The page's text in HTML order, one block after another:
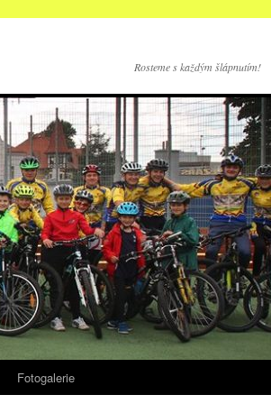
Rosteme s každým šlápnutím!
Fotogalerie